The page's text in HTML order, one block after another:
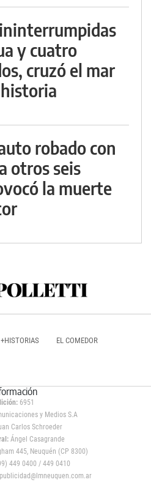
y cuatro
cruzó el mar
robado con
otros seis
la muerte
+HISTORIAS EL COMEDOR
6951
y Medios S.A
Carlos Schroeder
Ángel Casagrande
445, Neuquén (CP 8300)
449 0400 / 449 0410
publicidad@lmneuquen.com.ar